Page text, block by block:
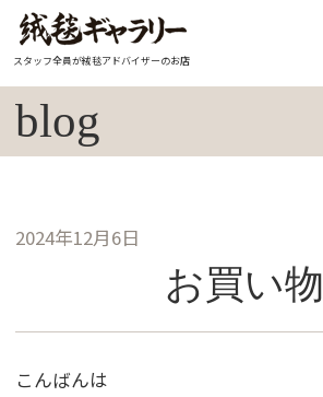
スタッフ全員が絨毯アドバイザーのお店
blog
2024年12月6日
お買い物
こんばんは